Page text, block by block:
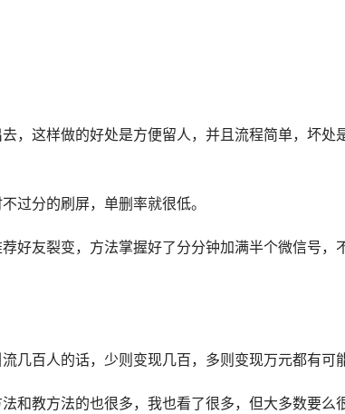
，这样做的好处是方便留人，并且流程简单，坏处
过分的刷屏，单删率就很低。
好友裂变，方法掌握好了分分钟加满半个微信号，
几百人的话，少则变现几百，多则变现万元都有可能
和教方法的也很多，我也看了很多，但大多数要么